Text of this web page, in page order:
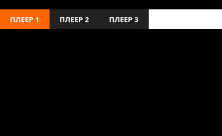
ПЛЕЕР 1 ПЛЕЕР 2 ПЛЕЕР 3